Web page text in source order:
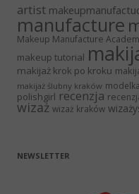
artist
manufacture
Makeup Manufacture
makeup tutorial
makijaż krok po kroku
makijaż ślubny kraków modelka
polishgirl recenzja
wizaż wizaż kraków
NEWSLETTER